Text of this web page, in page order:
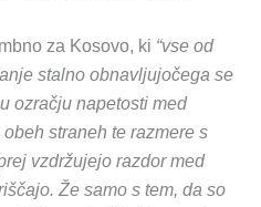
za Kosovo, ki “vse od
stalno obnavljujočega se
ozračju napetosti med
straneh te razmere s
vzdržujejo razdor med
Že samo s tem, da so